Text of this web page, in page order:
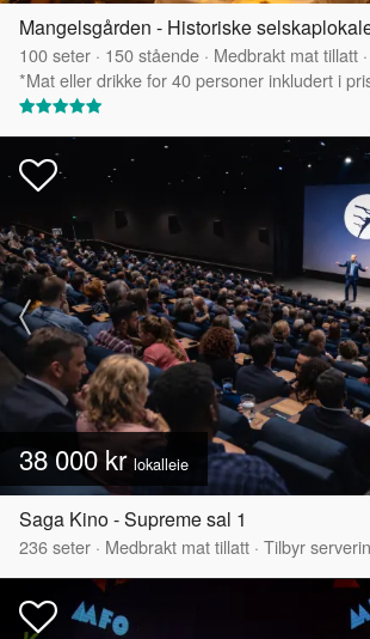
Mangelsgården - Historiske
100seter · 150stående · Medbrakt mat tillatt ·
*Mat eller drikke for 40 personer inkludert i
38 000 kr lokalleie
Saga Kino - Supreme sal 1
236seter · Medbrakt mat tillatt · Tilbyr